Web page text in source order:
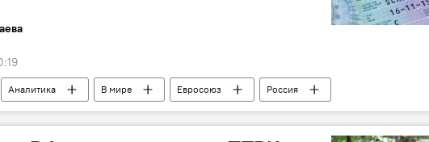
Аналитика В мире Евросоюз Россия